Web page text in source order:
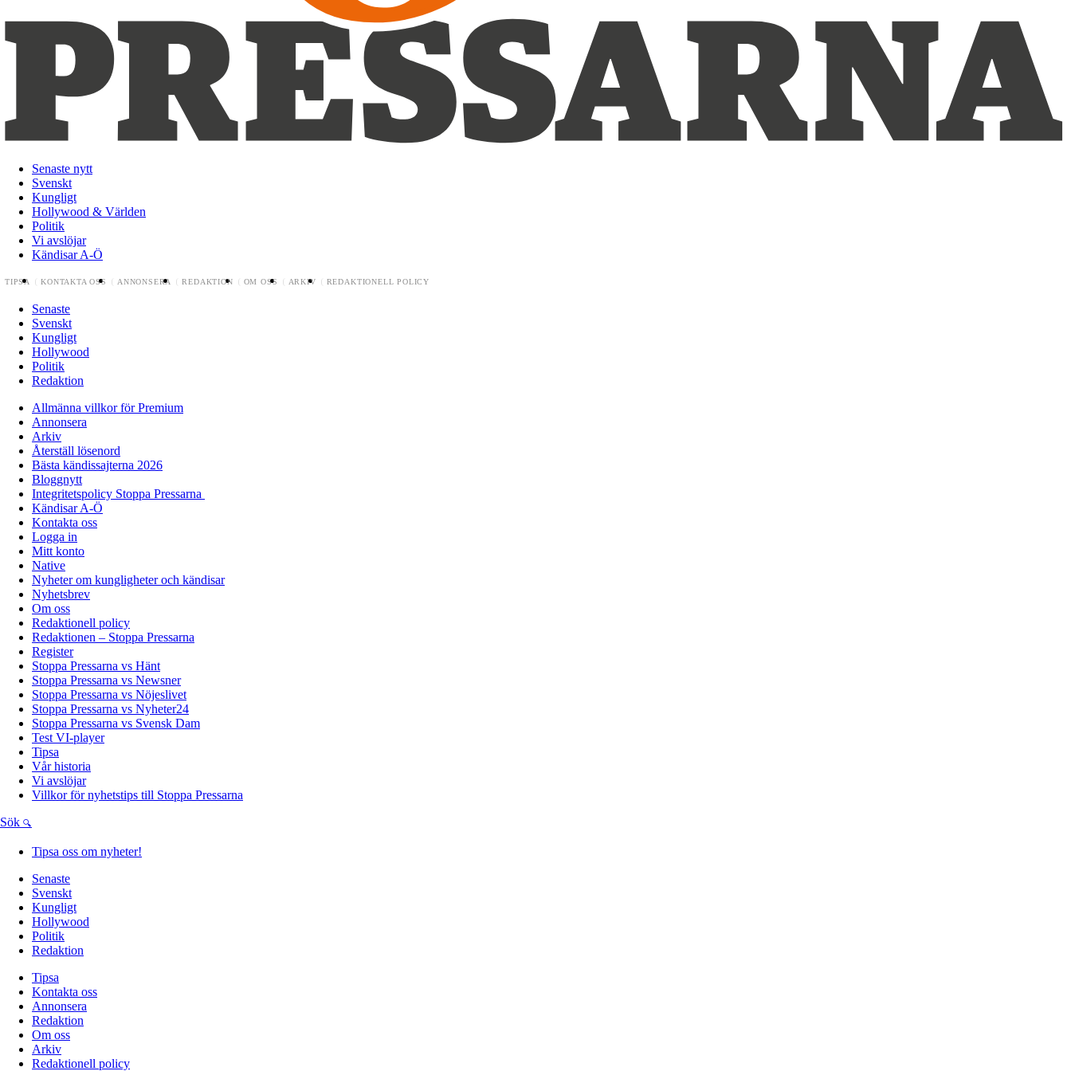
Senaste nytt
Svenskt
Kungligt
Hollywood & Världen
Politik
Vi avslöjar
Kändisar A-Ö
TIPSA KONTAKTA OSS ANNONSERA REDAKTION OM OSS ARKIV REDAKTIONELL POLICY
Senaste
Svenskt
Kungligt
Hollywood
Politik
Redaktion
Allmänna villkor för Premium
Annonsera
Arkiv
Återställ lösenord
Bästa kändissajterna 2026
Bloggnytt
Integritetspolicy Stoppa Pressarna
Kändisar A-Ö
Kontakta oss
Logga in
Mitt konto
Native
Nyheter om kungligheter och kändisar
Nyhetsbrev
Om oss
Redaktionell policy
Redaktionen – Stoppa Pressarna
Register
Stoppa Pressarna vs Hänt
Stoppa Pressarna vs Newsner
Stoppa Pressarna vs Nöjeslivet
Stoppa Pressarna vs Nyheter24
Stoppa Pressarna vs Svensk Dam
Test VI-player
Tipsa
Vår historia
Vi avslöjar
Villkor för nyhetstips till Stoppa Pressarna
Sök
Tipsa oss om nyheter!
Senaste
Svenskt
Kungligt
Hollywood
Politik
Redaktion
Tipsa
Kontakta oss
Annonsera
Redaktion
Om oss
Arkiv
Redaktionell policy